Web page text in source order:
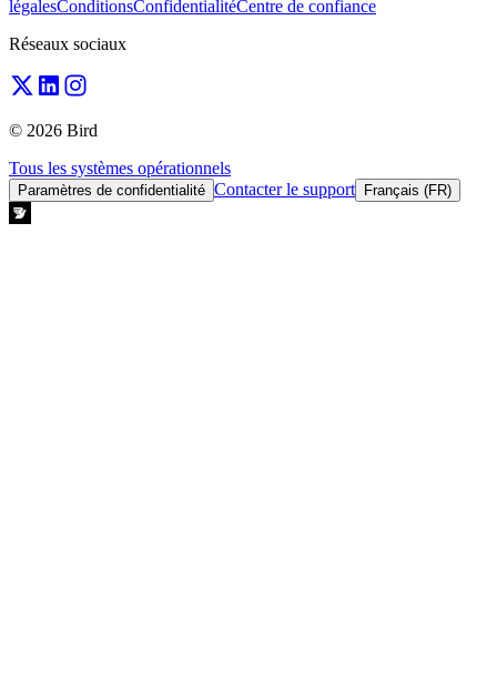
légalesConditionsConfidentialitéCentre de confiance
Réseaux sociaux
© 2026 Bird
Tous les systèmes opérationnels
Paramètres de confidentialité Contacter le support Français (FR)